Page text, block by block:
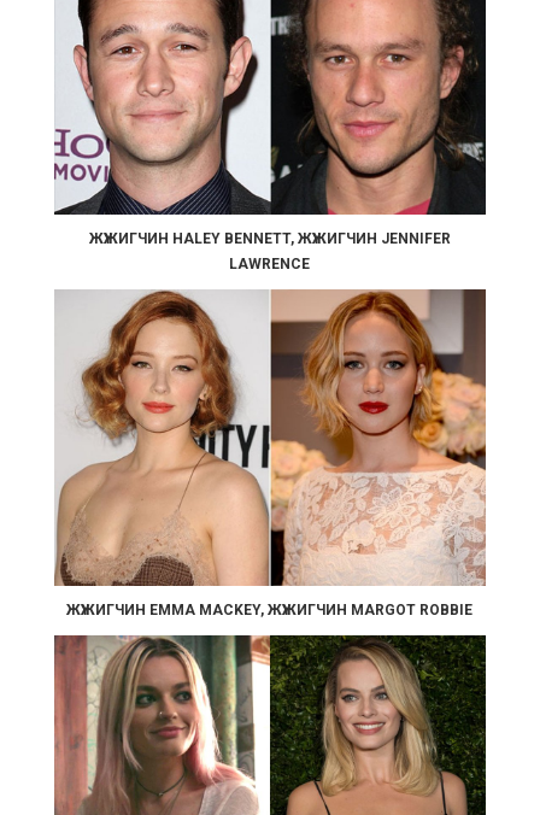
ЖҮЖИГЧИН HALEY BENNETT, ЖҮЖИГЧИН JENNIFER
LAWRENCE
ЖҮЖИГЧИН EMMA MACKEY, ЖҮЖИГЧИН MARGOT ROBBIE